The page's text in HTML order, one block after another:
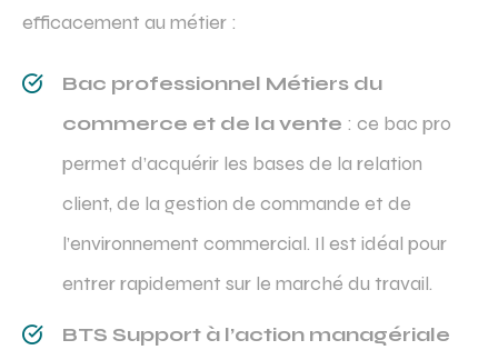
efficacement au métier :
Bac professionnel Métiers du
commerce et de la vente : ce bac pro
permet d’acquérir les bases de la relation
client, de la gestion de commande et de
l’environnement commercial. Il est idéal pour
entrer rapidement sur le marché du travail.
BTS Support à l’action managériale